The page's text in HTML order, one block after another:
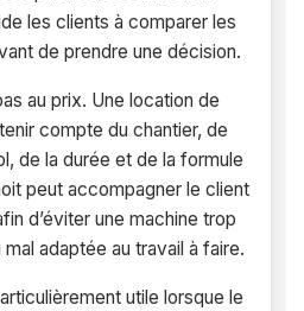
les clients à comparer les
de prendre une décision.
au prix. Une location de
compte du chantier, de
de la durée et de la formule
peut accompagner le client
d’éviter une machine trop
adaptée au travail à faire.
utile lorsque le